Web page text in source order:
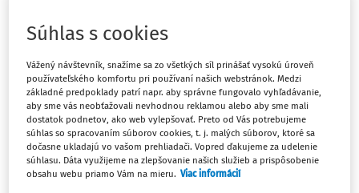
vrátane SZČO. Všetky aktuálne informácie, dokumenty a
žiadosti sú k dispozícii na www.pomahameludom.sk.
Prostredníctvom „Prvej pomoci ++“ sme na udržanie
pracovných miest od februára vyplatili viac ako 300
miliónov eur. S cieľom zrýchliť systém vyplácania
príspevkov Prvej pomoci prijímajú úrady práce, sociálnych
vecí a rodiny nových zamestnancov. K začiatku mája
posilnilo úrady už 118 pracovníkov, najviac v Bratislave, a
Súhlas s cookies
Vážený návštevník, snažíme sa zo všetkých síl prinášať vysokú úroveň
používateľského komfortu pri používaní našich webstránok. Medzi
základné predpoklady patrí napr. aby správne fungovalo vyhľadávanie,
aby sme vás neobťažovali nevhodnou reklamou alebo aby sme mali
dostatok podnetov, ako web vylepšovať. Preto od Vás potrebujeme
súhlas so spracovaním súborov cookies, t. j. malých súborov, ktoré sa
dočasne ukladajú vo vašom prehliadači. Vopred ďakujeme za udelenie
súhlasu. Dáta využijeme na zlepšovanie našich služieb a prispôsobenie
obsahu webu priamo Vám na mieru. Viac informácií